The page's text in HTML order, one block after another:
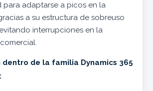
para adaptarse a picos en la
a su estructura de sobreuso
interrupciones en la
dentro de la familia Dynamics 365